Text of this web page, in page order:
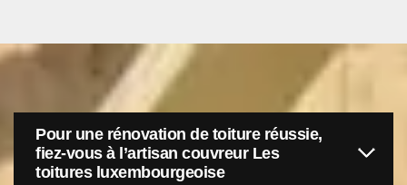
Pour une rénovation de toiture réussie,
fiez-vous à l’artisan couvreur Les
toitures luxembourgeoise